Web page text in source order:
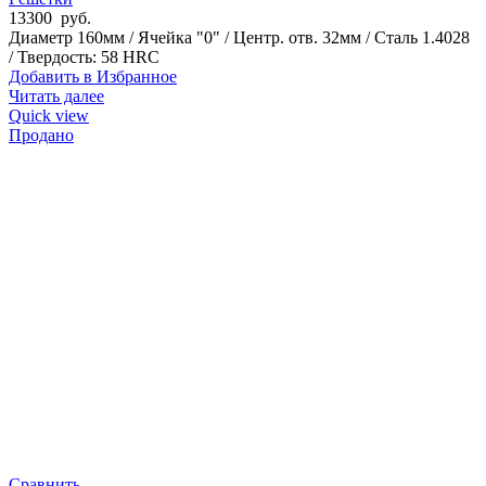
13300 руб.
Диаметр 160мм / Ячейка "0" / Центр. отв. 32мм / Сталь 1.4028
/ Твердость: 58 HRC
Добавить в Избранное
Читать далее
Quick view
Продано